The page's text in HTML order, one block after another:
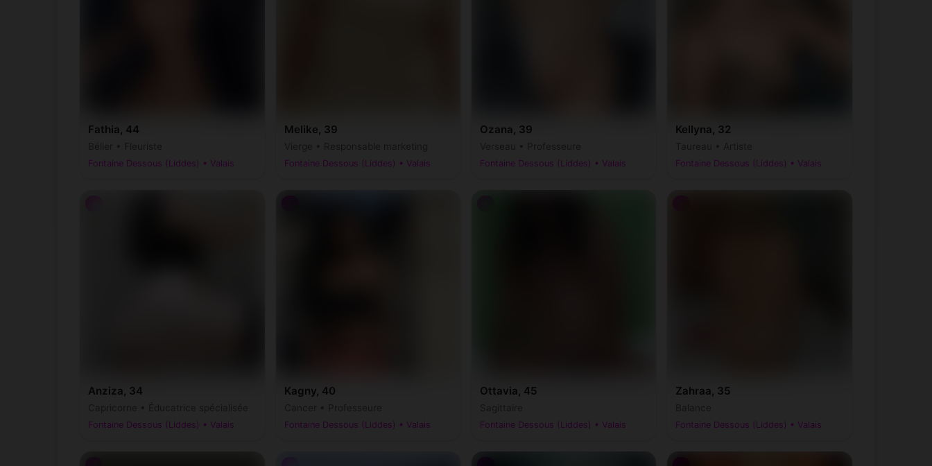
Fathia, 44
Fontaine Dessous (Liddes) • Valais
Melike, 39
Fontaine Dessous (Liddes) • Valais
Ozana, 39
Fontaine Dessous (Liddes) • Valais
Kellyna, 32
Fontaine Dessous (Liddes) • Valais
Anziza, 34
Fontaine Dessous (Liddes) • Valais
Kagny, 40
Fontaine Dessous (Liddes) • Valais
Ottavia, 45
Fontaine Dessous (Liddes) • Valais
Zahraa, 35
Fontaine Dessous (Liddes) • Valais